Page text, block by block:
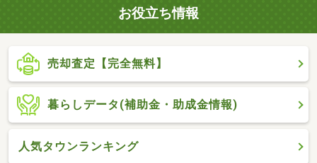
お役立ち情報
売却査定【完全無料】
暮らしデータ(補助金・助成金情報)
人気タウンランキング